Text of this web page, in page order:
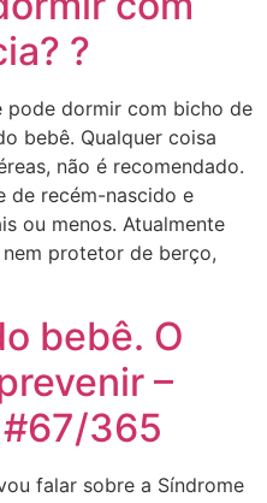
?
pode dormir com bicho de
bebê. Qualquer coisa
não é recomendado.
de recém-nascido e
ou menos. Atualmente
protetor de berço,
bebê. O
–
#67/365
falar sobre a Síndrome